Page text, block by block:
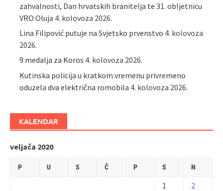
zahvalnosti, Dan hrvatskih branitelja te 31. obljetnicu
VRO Oluja 4. kolovoza 2026.
Lina Filipović putuje na Svjetsko prvenstvo 4. kolovoza
2026.
9 medalja za Koros 4. kolovoza 2026.
Kutinska policija u kratkom vremenu privremeno
oduzela dva električna romobila 4. kolovoza 2026.
KALENDAR
veljača 2020
P U S Č P S N
1
2